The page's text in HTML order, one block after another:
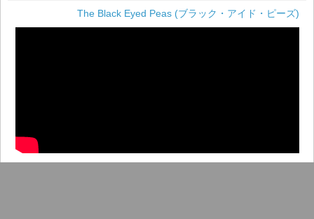
The Black Eyed Peas (ブラック・アイド・ピーズ)